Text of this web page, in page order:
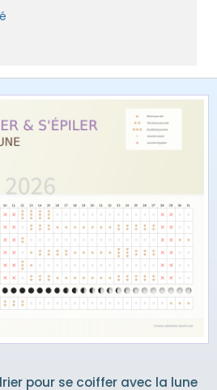
pour se coiffer avec la lune